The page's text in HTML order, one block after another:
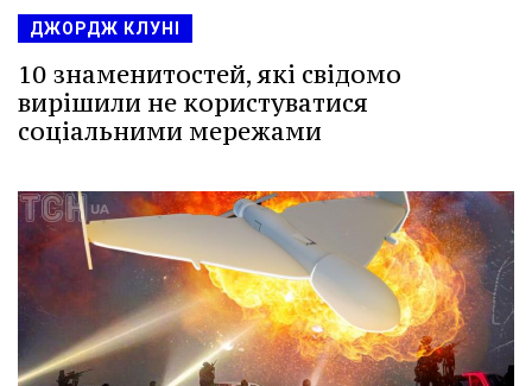
ДЖОРДЖ КЛУНІ
10 знаменитостей, які свідомо
вирішили не користуватися
соціальними мережами